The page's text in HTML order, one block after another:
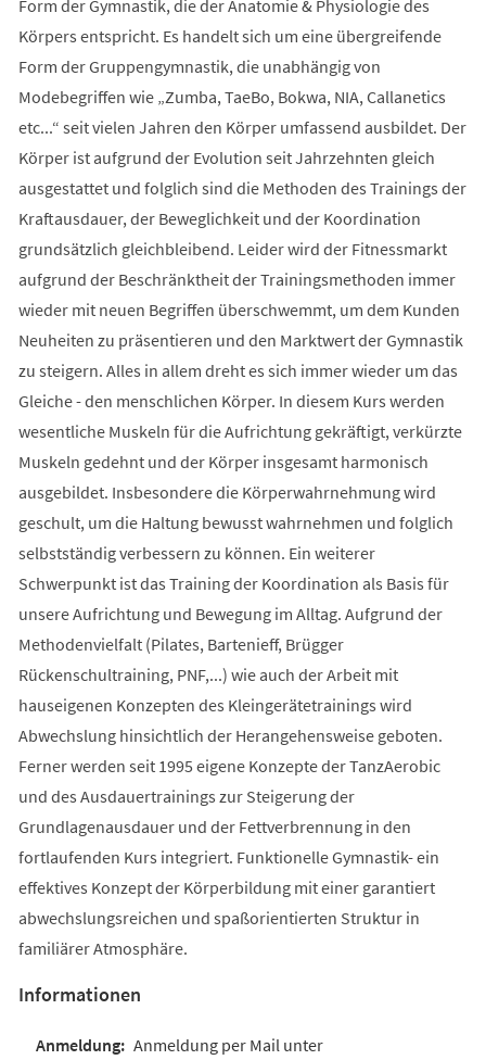
Form der Gymnastik, die der Anatomie & Physiologie des
Körpers entspricht. Es handelt sich um eine übergreifende
Form der Gruppengymnastik, die unabhängig von
Modebegriffen wie „Zumba, TaeBo, Bokwa, NIA, Callanetics
etc...“ seit vielen Jahren den Körper umfassend ausbildet. Der
Körper ist aufgrund der Evolution seit Jahrzehnten gleich
ausgestattet und folglich sind die Methoden des Trainings der
Kraftausdauer, der Beweglichkeit und der Koordination
grundsätzlich gleichbleibend. Leider wird der Fitnessmarkt
aufgrund der Beschränktheit der Trainingsmethoden immer
wieder mit neuen Begriffen überschwemmt, um dem Kunden
Neuheiten zu präsentieren und den Marktwert der Gymnastik
zu steigern. Alles in allem dreht es sich immer wieder um das
Gleiche - den menschlichen Körper. In diesem Kurs werden
wesentliche Muskeln für die Aufrichtung gekräftigt, verkürzte
Muskeln gedehnt und der Körper insgesamt harmonisch
ausgebildet. Insbesondere die Körperwahrnehmung wird
geschult, um die Haltung bewusst wahrnehmen und folglich
selbstständig verbessern zu können. Ein weiterer
Schwerpunkt ist das Training der Koordination als Basis für
unsere Aufrichtung und Bewegung im Alltag. Aufgrund der
Methodenvielfalt (Pilates, Bartenieff, Brügger
Rückenschultraining, PNF,...) wie auch der Arbeit mit
hauseigenen Konzepten des Kleingerätetrainings wird
Abwechslung hinsichtlich der Herangehensweise geboten.
Ferner werden seit 1995 eigene Konzepte der TanzAerobic
und des Ausdauertrainings zur Steigerung der
Grundlagenausdauer und der Fettverbrennung in den
fortlaufenden Kurs integriert. Funktionelle Gymnastik- ein
effektives Konzept der Körperbildung mit einer garantiert
abwechslungsreichen und spaßorientierten Struktur in
familiärer Atmosphäre.
Informationen
Anmeldung per Mail unter